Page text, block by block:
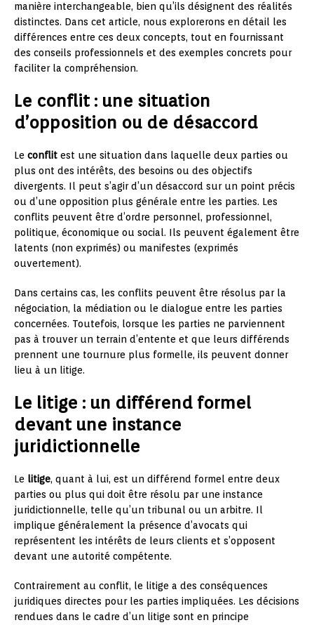
manière interchangeable, bien qu’ils désignent des réalités
distinctes. Dans cet article, nous explorerons en détail les
différences entre ces deux concepts, tout en fournissant
des conseils professionnels et des exemples concrets pour
faciliter la compréhension.
Le conflit : une situation
d’opposition ou de désaccord
Le conflit est une situation dans laquelle deux parties ou
plus ont des intérêts, des besoins ou des objectifs
divergents. Il peut s’agir d’un désaccord sur un point précis
ou d’une opposition plus générale entre les parties. Les
conflits peuvent être d’ordre personnel, professionnel,
politique, économique ou social. Ils peuvent également être
latents (non exprimés) ou manifestes (exprimés
ouvertement).
Dans certains cas, les conflits peuvent être résolus par la
négociation, la médiation ou le dialogue entre les parties
concernées. Toutefois, lorsque les parties ne parviennent
pas à trouver un terrain d’entente et que leurs différends
prennent une tournure plus formelle, ils peuvent donner
lieu à un litige.
Le litige : un différend formel
devant une instance
juridictionnelle
Le litige, quant à lui, est un différend formel entre deux
parties ou plus qui doit être résolu par une instance
juridictionnelle, telle qu’un tribunal ou un arbitre. Il
implique généralement la présence d’avocats qui
représentent les intérêts de leurs clients et s’opposent
devant une autorité compétente.
Contrairement au conflit, le litige a des conséquences
juridiques directes pour les parties impliquées. Les décisions
rendues dans le cadre d’un litige sont en principe